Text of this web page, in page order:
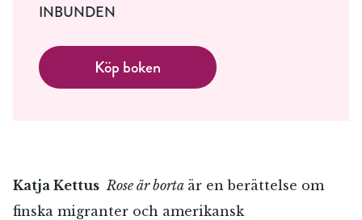
INBUNDEN
Köp boken
Katja Kettus Rose är borta är en berättelse om
finska migranter och amerikansk